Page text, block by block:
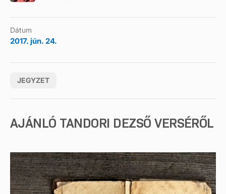
Dátum
2017. jún. 24.
JEGYZET
AJÁNLÓ TANDORI DEZSŐ VERSÉRŐL